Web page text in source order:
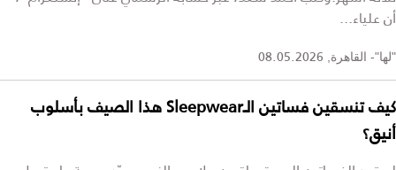
أن علياء...
"لها"- القاهرة, 08.05.2026
كيف تنسقين فساتين الـSleepwear هذا الصيف بأسلوب
أنيق؟